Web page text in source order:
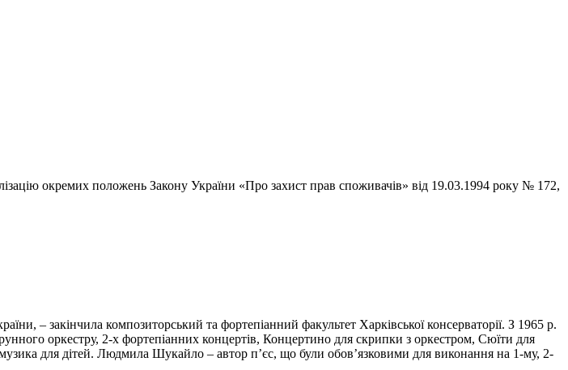
окремих положень Закону України «Про захист прав споживачів» від 19.03.1994 року № 172,
– закінчила композиторський та фортепіанний факультет Харківської консерваторії. З 1965 р.
оркестру, 2-х фортепіанних концертів, Концертино для скрипки з оркестром, Сюїти для
музика для дітей. Людмила Шукайло – автор п’єс, що були обов’язковими для виконання на 1-му, 2-